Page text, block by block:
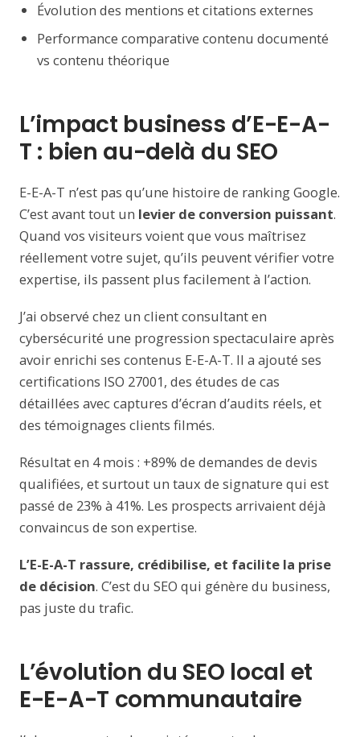
Évolution des mentions et citations externes
Performance comparative contenu documenté
vs contenu théorique
L’impact business d’E-E-A-
T : bien au-delà du SEO
E-E-A-T n’est pas qu’une histoire de ranking Google.
C’est avant tout un levier de conversion puissant.
Quand vos visiteurs voient que vous maîtrisez
réellement votre sujet, qu’ils peuvent vérifier votre
expertise, ils passent plus facilement à l’action.
J’ai observé chez un client consultant en
cybersécurité une progression spectaculaire après
avoir enrichi ses contenus E-E-A-T. Il a ajouté ses
certifications ISO 27001, des études de cas
détaillées avec captures d’écran d’audits réels, et
des témoignages clients filmés.
Résultat en 4 mois : +89% de demandes de devis
qualifiées, et surtout un taux de signature qui est
passé de 23% à 41%. Les prospects arrivaient déjà
convaincus de son expertise.
L’E-E-A-T rassure, crédibilise, et facilite la prise
de décision. C’est du SEO qui génère du business,
pas juste du trafic.
L’évolution du SEO local et
E-E-A-T communautaire